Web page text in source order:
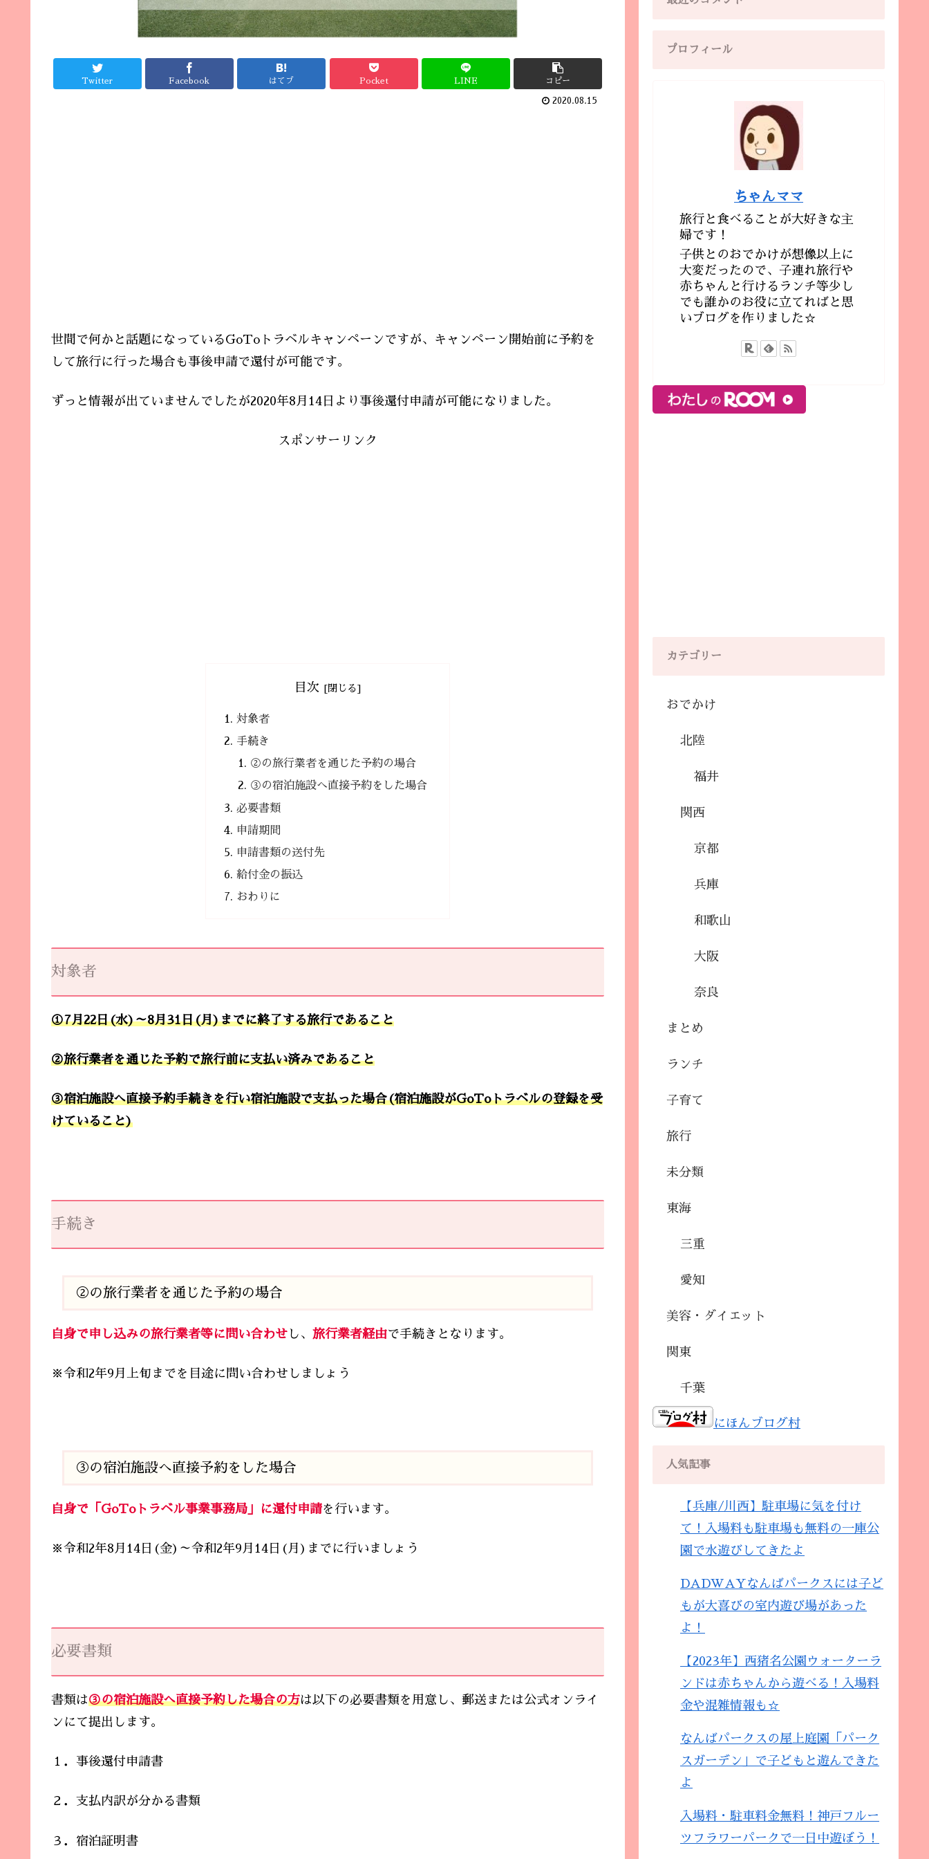
Twitter Facebook はてブ Pocket LINE コピー
2020.08.15
世間で何かと話題になっているGoToトラベルキャンペーンですが、キャンペーン開始前に予約を
して旅行に行った場合も事後申請で還付が可能です。
ずっと情報が出ていませんでしたが2020年8月14日より事後還付申請が可能になりました。
スポンサーリンク
目次
対象者
手続き
②の旅行業者を通じた予約の場合
③の宿泊施設へ直接予約をした場合
必要書類
申請期間
申請書類の送付先
給付金の振込
おわりに
対象者
①7月22日(水)～8月31日(月)までに終了する旅行であること
②旅行業者を通じた予約で旅行前に支払い済みであること
③宿泊施設へ直接予約手続きを行い宿泊施設で支払った場合(宿泊施設がGoToトラベルの登録を受
けていること)
手続き
②の旅行業者を通じた予約の場合
自身で申し込みの旅行業者等に問い合わせ し、 旅行業者経由で手続きとなります。
※令和2年9月上旬までを目途に問い合わせしましょう
③の宿泊施設へ直接予約をした場合
自身で「GoToトラベル事業事務局」に還付申請を行います。
※令和2年8月14日(金)～令和2年9月14日(月)までに行いましょう
必要書類
書類は③の宿泊施設へ直接予約した場合の方は以下の必要書類を用意し、郵送または公式オンライ
ンにて提出します。
１．事後還付申請書
２．支払内訳が分かる書類
３．宿泊証明書
プロフィール
ちゃんママ
旅行と食べることが大好きな主
婦です！
子供とのおでかけが想像以上に
大変だったので、子連れ旅行や
赤ちゃんと行けるランチ等少し
でも誰かのお役に立てればと思
いブログを作りました☆
カテゴリー
おでかけ
北陸
福井
関西
京都
兵庫
和歌山
大阪
奈良
まとめ
ランチ
子育て
旅行
未分類
東海
三重
愛知
美容・ダイエット
関東
千葉
にほんブログ村
人気記事
【兵庫/川西】駐車場に気を付け
て！入場料も駐車場も無料の一庫公
園で水遊びしてきたよ
DADWAYなんばパークスには子ど
もが大喜びの室内遊び場があった
よ！
【2023年】西猪名公園ウォーターラ
ンドは赤ちゃんから遊べる！入場料
金や混雑情報も☆
なんばパークスの屋上庭園「パーク
スガーデン」で子どもと遊んできた
よ
入場料・駐車料金無料！神戸フルー
ツフラワーパークで一日中遊ぼう！